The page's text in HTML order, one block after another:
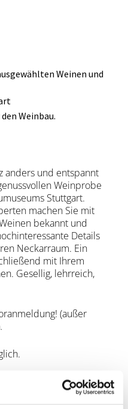
Weinen und
Weinbau.
anders und entspannt
Weinprobe
Stuttgart.
machen Sie mit
bekannt und
Details
Neckarraum. Ein
mit Ihrem
Gesellig, lehrreich,
(außer